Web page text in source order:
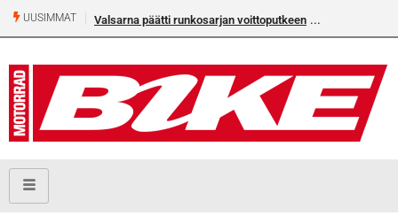
UUSIMMAT Valsarna päätti runkosarjan voittoputkeen